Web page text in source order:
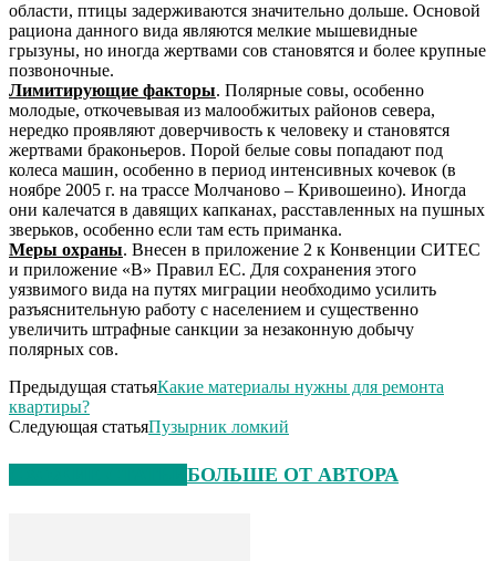
области, птицы задерживаются значительно дольше. Основой
рациона данного вида являются мелкие мышевидные
грызуны, но иногда жертвами сов становятся и более крупные
позвоночные.
Лимитирующие факторы. Полярные совы, особенно
молодые, откочевывая из малообжитых районов севера,
нередко проявляют доверчивость к человеку и становятся
жертвами браконьеров. Порой белые совы попадают под
колеса машин, особенно в период интенсивных кочевок (в
ноябре 2005 г. на трассе Молчаново – Кривошеино). Иногда
они калечатся в давящих капканах, расставленных на пушных
зверьков, особенно если там есть приманка.
Меры охраны. Внесен в приложение 2 к Конвенции СИТЕС
и приложение «В» Правил ЕС. Для сохранения этого
уязвимого вида на путях миграции необходимо усилить
разъяснительную работу с населением и существенно
увеличить штрафные санкции за незаконную добычу
полярных сов.
Предыдущая статьяКакие материалы нужны для ремонта
квартиры?
Следующая статьяПузырник ломкий
БОЛЬШЕ ОТ АВТОРА